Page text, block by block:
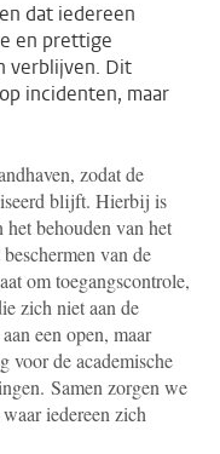
dat iedereen
en prettige
verblijven. Dit
incidenten, maar
zodat de
blijft. Hierbij is
het behouden van het
van de
om toegangscontrole,
zich niet aan de
een open, maar
voor de academische
Samen zorgen we
iedereen zich